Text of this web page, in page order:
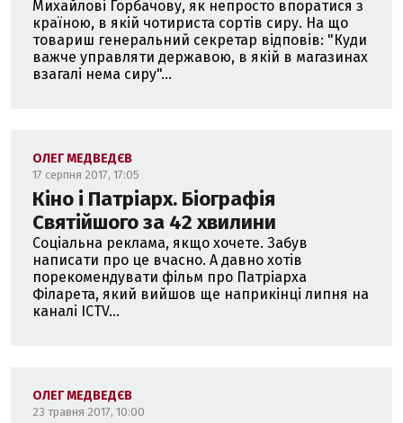
Михайлові Горбачову, як непросто впоратися з
країною, в якій чотириста сортів сиру. На що
товариш генеральний секретар відповів: "Куди
важче управляти державою, в якій в магазинах
взагалі нема сиру"...
ОЛЕГ МЕДВЕДЄВ
17 серпня 2017, 17:05
Кіно і Патріарх. Біографія
Святійшого за 42 хвилини
Cоціальна реклама, якщо хочете. Забув
написати про це вчасно. А давно хотів
порекомендувати фільм про Патріарха
Філарета, який вийшов ще наприкінці липня на
каналі ICTV...
ОЛЕГ МЕДВЕДЄВ
23 травня 2017, 10:00